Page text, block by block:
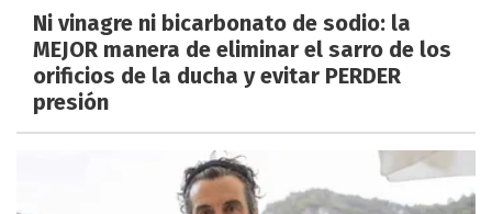
Ni vinagre ni bicarbonato de sodio: la
MEJOR manera de eliminar el sarro de los
orificios de la ducha y evitar PERDER
presión